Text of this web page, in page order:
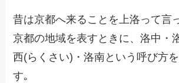
昔は京都へ来ることを上洛って言
京都の地域を表すときに、洛中・
西(らくさい)・洛南という呼び方
す｡